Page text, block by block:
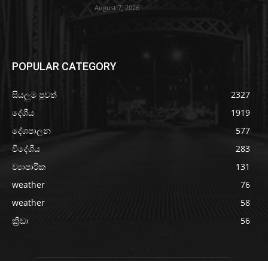
August 7, 2026
POPULAR CATEGORY
සියලුම පුවත්
2327
දේශීය
1919
දේශපාලන
577
විදේශීය
283
ව්‍යාපාරික
131
weather
76
weather
58
ක්‍රීඩා
56